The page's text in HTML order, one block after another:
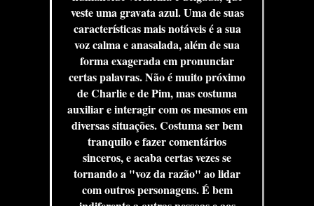
veste uma gravata azul. Uma de suas
características mais notáveis é a sua
voz calma e anasalada, além de sua
forma exagerada em pronunciar
certas palavras. Não é muito próximo
de Charlie e de Pim, mas costuma
auxiliar e interagir com os mesmos em
diversas situações. Costuma ser bem
tranquilo e fazer comentários
sinceros, e acaba certas vezes se
tornando a "voz da razão" ao lidar
com outros personagens. É bem